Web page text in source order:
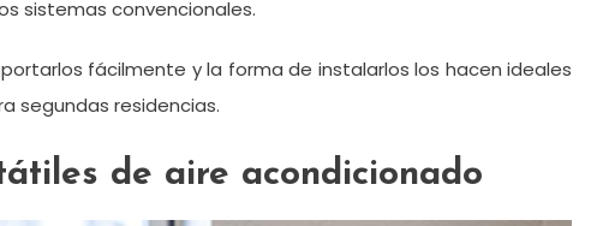
sistemas convencionales.
fácilmente y la forma de instalarlos los hacen ideales
segundas residencias.
de aire acondicionado